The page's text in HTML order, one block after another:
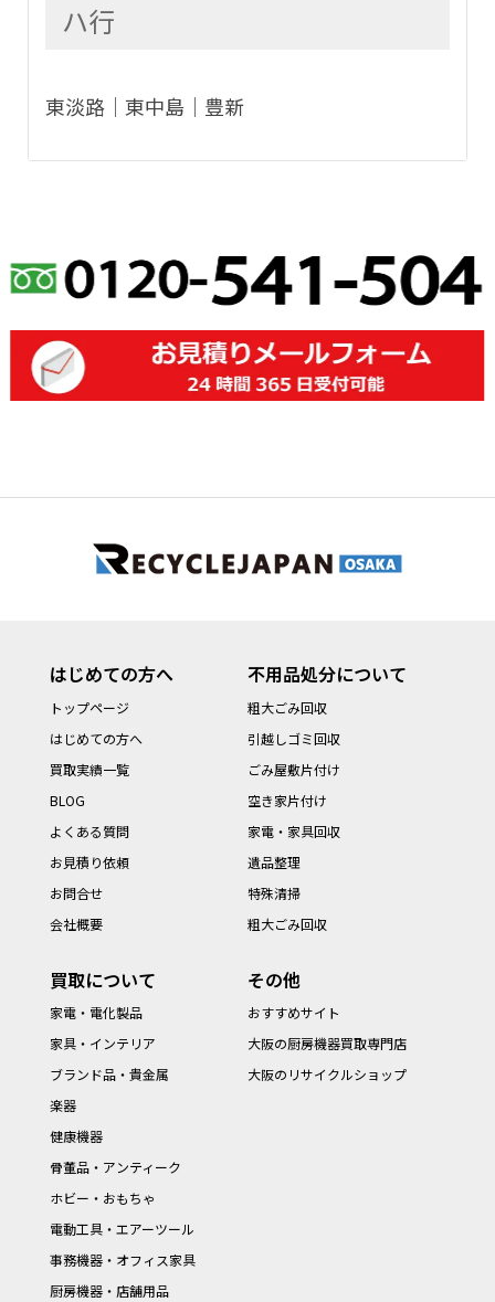
ハ行
東淡路│東中島│豊新
はじめての方へ
トップページ
はじめての方へ
買取実績一覧
BLOG
よくある質問
お見積り依頼
お問合せ
会社概要
不用品処分について
粗大ごみ回収
引越しゴミ回収
ごみ屋敷片付け
空き家片付け
家電・家具回収
遺品整理
特殊清掃
粗大ごみ回収
買取について
家電・電化製品
家具・インテリア
ブランド品・貴金属
楽器
健康機器
骨董品・アンティーク
ホビー・おもちゃ
電動工具・エアーツール
事務機器・オフィス家具
厨房機器・店舗用品
その他
おすすめサイト
大阪の厨房機器買取専門店
大阪のリサイクルショップ